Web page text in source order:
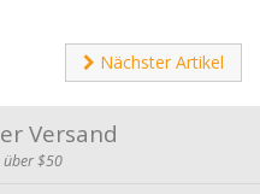
Nächster Artikel
Versand
über $50